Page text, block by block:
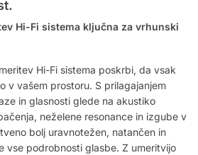
Hi-Fi sistema ključna za vrhunski
Hi-Fi sistema poskrbi, da vsak
v vašem prostoru. S prilagajanjem
in glasnosti glede na akustiko
neželene resonance in izgube v
bolj uravnotežen, natančen in
vse podrobnosti glasbe. Z umeritvijo